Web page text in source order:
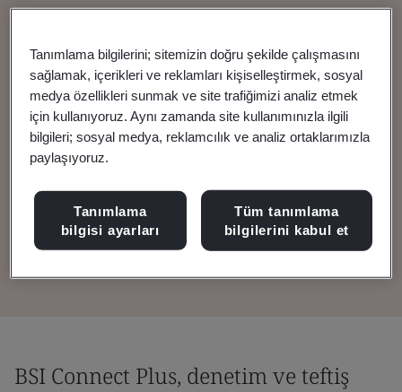
Doğrultusunda Eyleme
Geçin
Önceden yüklenmiş veya kendi
oluşturduğunuz kontrol listeleri ile
ve eylemler hazırlayın. Gerçek zamanlı
panellerden içgörüler edinin.
BSI Connect Plus, denetim ve teftiş
Tanımlama bilgilerini; sitemizin doğru şekilde çalışmasını
sağlamak, içerikleri ve reklamları kişiselleştirmek, sosyal
medya özellikleri sunmak ve site trafiğimizi analiz etmek
için kullanıyoruz. Aynı zamanda site kullanımınızla ilgili
bilgileri; sosyal medya, reklamcılık ve analiz ortaklarımızla
paylaşıyoruz.
Tanımlama
bilgisi ayarları
Tüm tanımlama
bilgilerini kabul et